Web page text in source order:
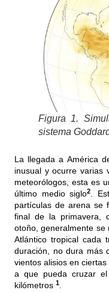
Figura 1.
sistema
La llegada a América
inusual y ocurre varias
meteorólogos, esta es
último medio siglo2.
partículas de arena se
final de la primavera,
otoño, generalmente
Atlántico tropical cada
duración, no dura más
vientos alisios en
a que pueda cruzar
kilómetros 1.